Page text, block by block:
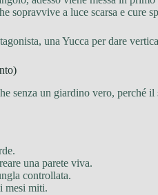
sopravvive a luce scarsa e cure
una Yucca per dare
senza un giardino vero, perché il
una parete viva.
controllata.
mesi miti.